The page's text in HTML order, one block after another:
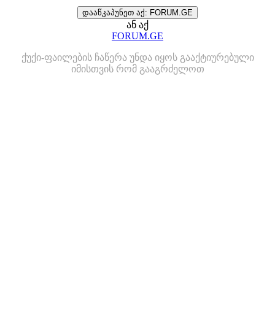
დააწკაპუნეთ აქ: FORUM.GE
ან აქ
FORUM.GE
ქუქი-ფაილების ჩაწერა უნდა იყოს გააქტიურებული
იმისთვის რომ გააგრძელოთ